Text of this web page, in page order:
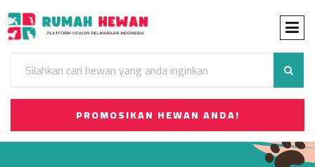
PROMOSIKAN HEWAN ANDA!